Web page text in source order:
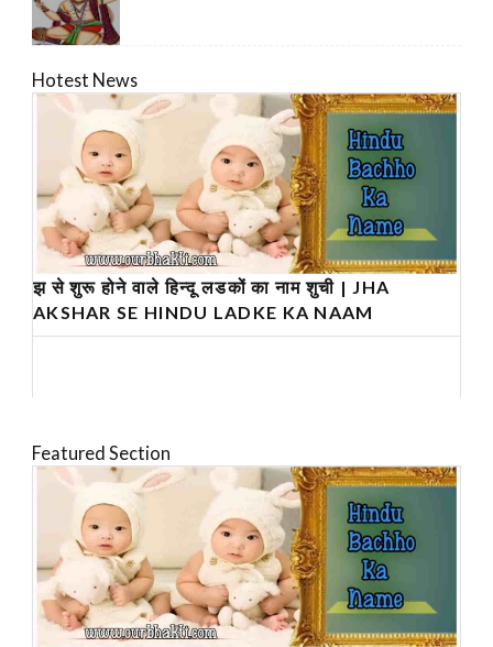
Hotest News
झ से शुरू होने वाले हिन्दू लडकों का नाम शुची | JHA
AKSHAR SE HINDU LADKE KA NAAM
Featured Section